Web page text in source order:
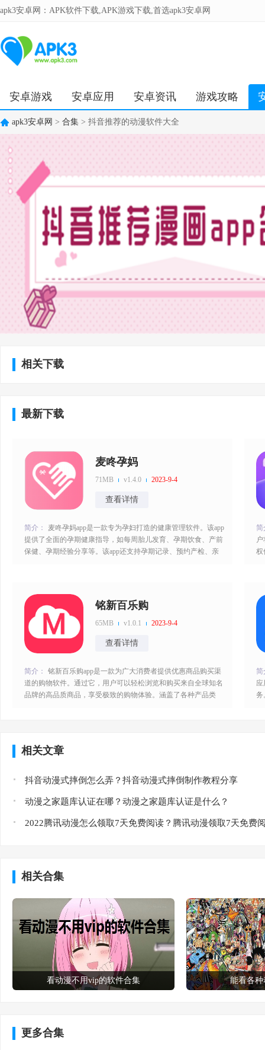
apk3安卓网：APK软件下载,APK游戏下载,首选apk3安卓网
安卓游戏 安卓应用 安卓资讯 游戏攻略
apk3安卓网 > 合集 > 抖音推荐的动漫软件大全
相关下载
最新下载
麦咚孕妈
71MB v1.4.0 2023-9-4
查看详情
简介：
麦咚孕妈app是一款专为孕妇打造的健康管理软件。该app
提供了全面的孕期健康指导，如每周胎儿发育、孕期饮食、产前
保健、孕期经验分享等。该app还支持孕期记录、预约产检、亲
孕周和其他基本信
简
权
铭新百乐购
65MB v1.0.1 2023-9-4
查看详情
简介：
铭新百乐购app是一款为广大消费者提供优惠商品购买渠
道的购物软件。通过它，用户可以轻松浏览和购买来自全球知名
品牌的高品质商品，享受极致的购物体验。涵盖了各种产品类
简
务
相关文章
抖音动漫式摔倒怎么弄？抖音动漫式摔倒制作教程分享
动漫之家题库认证在哪？动漫之家题库认证是什么？
2022腾讯动漫怎么领取7天免费阅读？腾讯动漫领取7天免费
相关合集
看动漫不用vip的软件合集 能看各
更多合集